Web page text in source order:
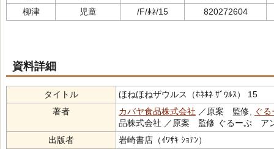
柳津
児童 /F/ﾎﾈ/15 820272604
資料詳細
タイトル
ほねほねザウルス（ﾎﾈﾎﾈ ｻﾞｳﾙｽ） 15
著者
カバヤ食品株式会社 ／原案 監修,
ぐ
品株式会社 ／原案 監修 ぐるーぷ
出版者
岩崎書店（ｲﾜｻｷ ｼｮﾃﾝ）